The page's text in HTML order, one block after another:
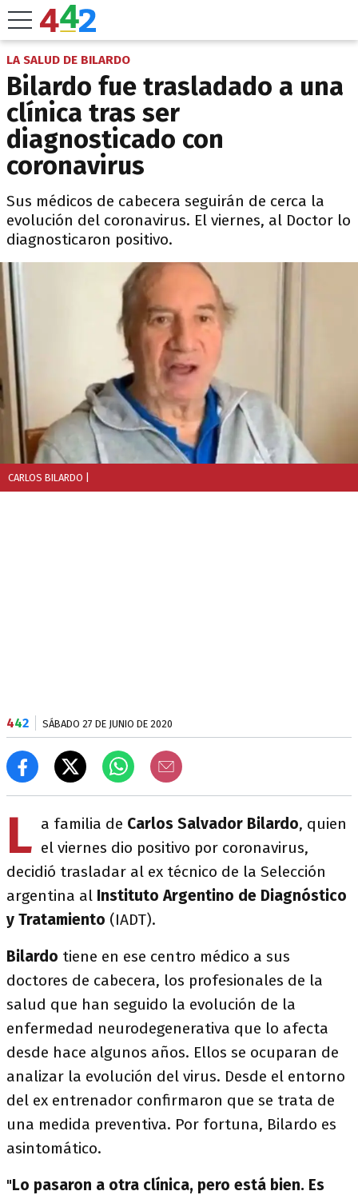
LA SALUD DE BILARDO
Bilardo fue trasladado a una
clínica tras ser
diagnosticado con
coronavirus
Sus médicos de cabecera seguirán de cerca la
evolución del coronavirus. El viernes, al Doctor lo
diagnosticaron positivo.
CARLOS BILARDO
442 SÁBADO 27 DE JUNIO DE 2020
L a familia de Carlos Salvador Bilardo, quien
el viernes dio positivo por coronavirus,
decidió trasladar al ex técnico de la Selección
argentina al Instituto Argentino de Diagnóstico
y Tratamiento (IADT).
Bilardo tiene en ese centro médico a sus
doctores de cabecera, los profesionales de la
salud que han seguido la evolución de la
enfermedad neurodegenerativa que lo afecta
desde hace algunos años. Ellos se ocuparan de
analizar la evolución del virus. Desde el entorno
del ex entrenador confirmaron que se trata de
una medida preventiva. Por fortuna, Bilardo es
asintomático.
"Lo pasaron a otra clínica, pero está bien. Es